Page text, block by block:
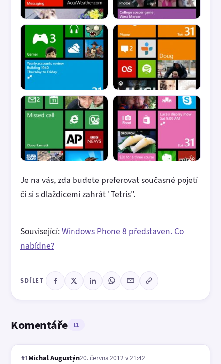
Je na vás, zda budete preferovat současné pojetí
či si s dlaždicemi zahrát "Tetris".
Související:Windows Phone 8 představen. Co
nabídne?
SDÍLET
Komentáře 11
#1Michal Augustýn20. června 2012 v 21:42